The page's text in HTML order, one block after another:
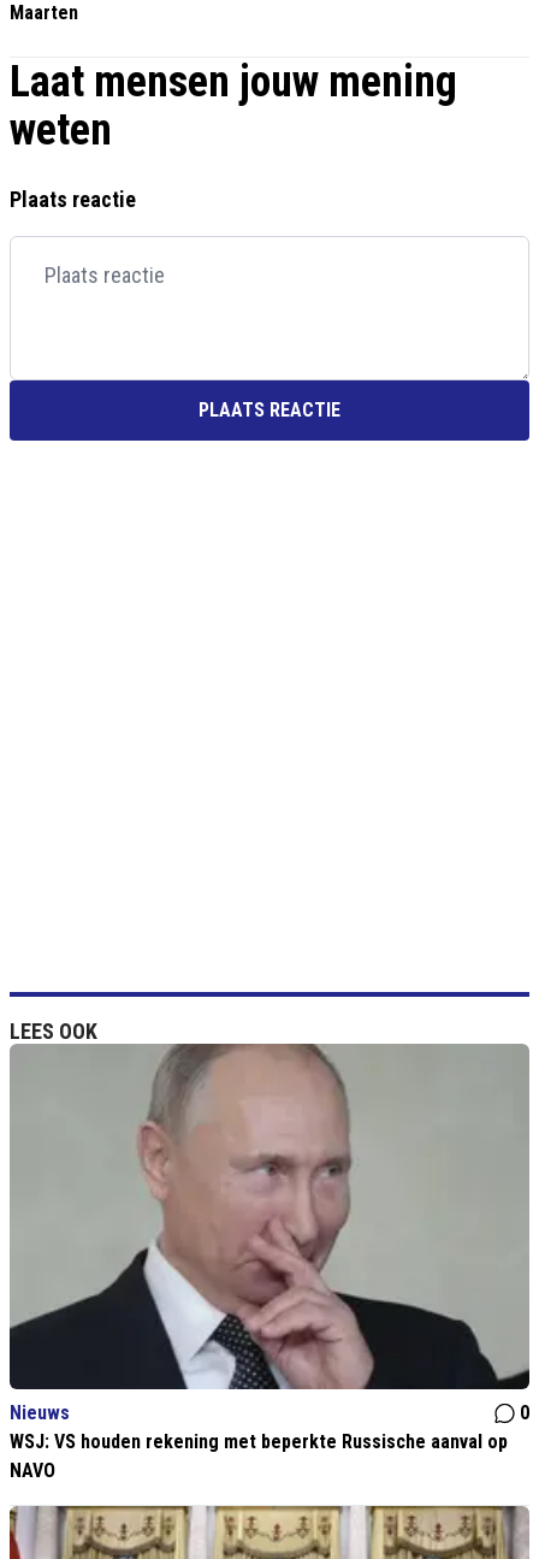
Maarten
Laat mensen jouw mening
weten
Plaats reactie
PLAATS REACTIE
LEES OOK
Nieuws
0
WSJ: VS houden rekening met beperkte Russische aanval op
NAVO